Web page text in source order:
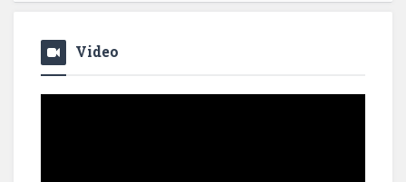
Video